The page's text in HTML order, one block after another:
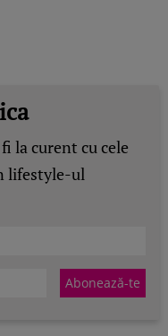
la curent cu cele
lifestyle-ul